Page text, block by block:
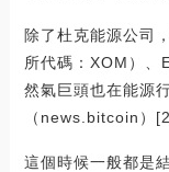
除了杜克能源公司
所代碼：XOM）
然氣巨頭也在能源
（news.bitcoin）
這個時候一般都是